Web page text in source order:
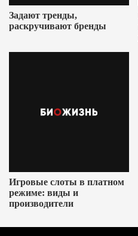
Задают тренды,
раскручивают бренды
Игровые слоты в платном
режиме: виды и
производители